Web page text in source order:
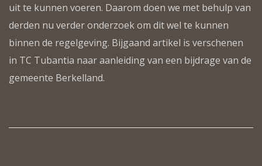
uit te kunnen voeren. Daarom doen we met behulp van
derden nu verder onderzoek om dit wel te kunnen
binnen de regelgeving. Bijgaand artikel is verschenen
in TC Tubantia naar aanleiding van een bijdrage van de
gemeente Berkelland.